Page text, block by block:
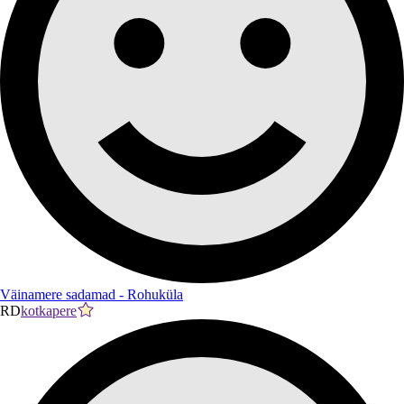
Väinamere sadamad - Rohuküla
RDkotkapere